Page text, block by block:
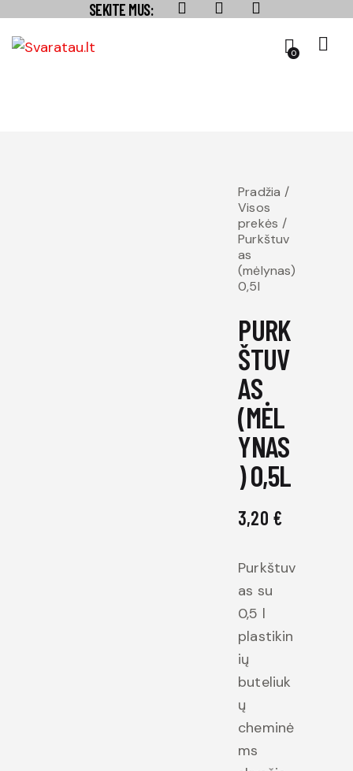
SEKITE MUS:
0
Pradžia
Visos
prekės
Purkštuv
as
(mėlynas)
0,5l
PURK
ŠTUV
AS
(MĖL
YNAS
) 0,5L
3,20 €
Purkštuv
as su
0,5 l
plastikin
ių
buteliuk
ų
cheminė
ms